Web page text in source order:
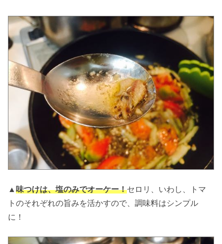
▲味つけは、塩のみでオーケー！セロリ、いわし、トマ
トのそれぞれの旨みを活かすので、調味料はシンプル
に！